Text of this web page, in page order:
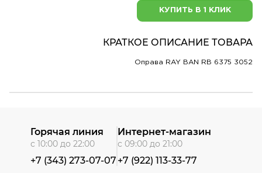
КУПИТЬ В 1 КЛИК
КРАТКОЕ ОПИСАНИЕ ТОВАРА
Оправа RAY BAN RB 6375 3052
Горячая линия
с 10:00 до 22:00
+7 (343) 273-07-07
Интернет-магазин
с 09:00 до 21:00
+7 (922) 113-33-77